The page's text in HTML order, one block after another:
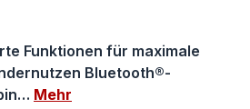
Funktionen für maximale
Bluetooth®-
Mehr